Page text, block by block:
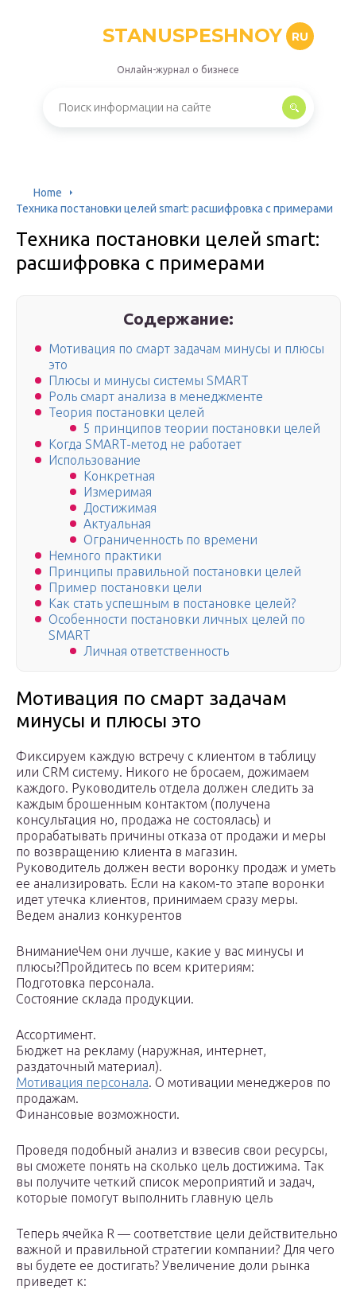
STANUSPESHNOY RU
Онлайн-журнал о бизнесе
Home
Техника постановки целей smart: расшифровка с примерами
Техника постановки целей smart:
расшифровка с примерами
Содержание:
Мотивация по смарт задачам минусы и плюсы
это
Плюсы и минусы системы SMART
Роль смарт анализа в менеджменте
Теория постановки целей
5 принципов теории постановки целей
Когда SMART-метод не работает
Использование
Конкретная
Измеримая
Достижимая
Актуальная
Ограниченность по времени
Немного практики
Принципы правильной постановки целей
Пример постановки цели
Как стать успешным в постановке целей?
Особенности постановки личных целей по
SMART
Личная ответственность
Мотивация по смарт задачам
минусы и плюсы это
Фиксируем каждую встречу с клиентом в таблицу
или CRM систему. Никого не бросаем, дожимаем
каждого. Руководитель отдела должен следить за
каждым брошенным контактом (получена
консультация но, продажа не состоялась) и
прорабатывать причины отказа от продажи и меры
по возвращению клиента в магазин.
Руководитель должен вести воронку продаж и уметь
ее анализировать. Если на каком-то этапе воронки
идет утечка клиентов, принимаем сразу меры.
Ведем анализ конкурентов
ВниманиеЧем они лучше, какие у вас минусы и
плюсы?Пройдитесь по всем критериям:
Подготовка персонала.
Состояние склада продукции.
Ассортимент.
Бюджет на рекламу (наружная, интернет,
раздаточный материал).
Мотивация персонала. О мотивации менеджеров по
продажам.
Финансовые возможности.
Проведя подобный анализ и взвесив свои ресурсы,
вы сможете понять на сколько цель достижима. Так
вы получите четкий список мероприятий и задач,
которые помогут выполнить главную цель
Теперь ячейка R — соответствие цели действительно
важной и правильной стратегии компании? Для чего
вы будете ее достигать? Увеличение доли рынка
приведет к: